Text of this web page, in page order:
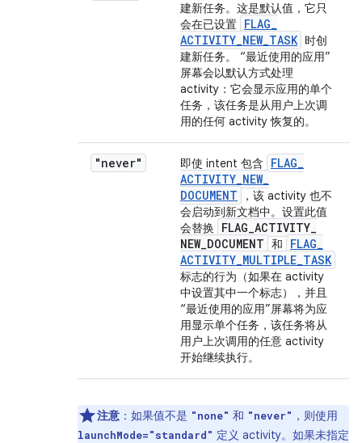
建新任务。这是默认值，它只
会在已设置 FLAG_
ACTIVITY_NEW_TASK 时创
建新任务。 “最近使用的应用”
屏幕会以默认方式处理
activity：它会显示应用的单个
任务，该任务是从用户上次调
用的任何 activity 恢复的。
"never" 即使 intent 包含 FLAG_
ACTIVITY_NEW_
DOCUMENT
，该 activity 也不
会启动到新文档中。设置此值
会替换
FLAG_ACTIVITY_
NEW_DOCUMENT 和 FLAG_
ACTIVITY_MULTIPLE_TASK
标志的行为（如果在 activity
中设置其中一个标志），并且
“最近使用的应用”屏幕将为应
用显示单个任务，该任务将从
用户上次调用的任意 activity
开始继续执行。
注意 ：如果值不是 "none" 和 "never" ，则使用
launchMode="standard" 定义 activity。如果未指定